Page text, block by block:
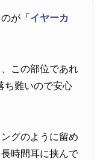
が 「イヤーカ
この部位であれ
ち難いので安心
グのように留め
時間耳に挟んで